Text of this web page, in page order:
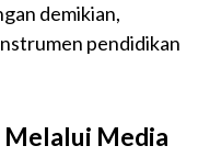
demikian,
pendidikan
Melalui Media